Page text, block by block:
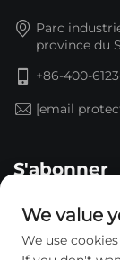
Parc
province du
+86-400-
[email
S'abonner
We value
We use